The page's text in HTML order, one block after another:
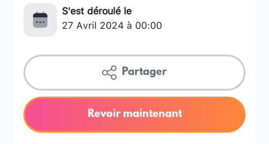
S'est déroulé le
27 Avril 2024 à 00:00
Partager
Revoir maintenant